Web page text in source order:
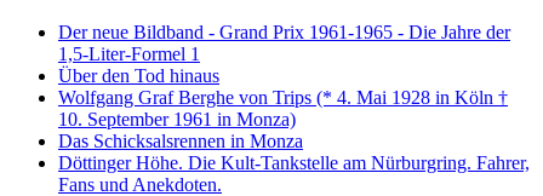
Der neue Bildband - Grand Prix 1961-1965 - Die Jahre der
1,5-Liter-Formel 1
Über den Tod hinaus
Wolfgang Graf Berghe von Trips (* 4. Mai 1928 in Köln †
10. September 1961 in Monza)
Das Schicksalsrennen in Monza
Döttinger Höhe. Die Kult-Tankstelle am Nürburgring. Fahrer,
Fans und Anekdoten.